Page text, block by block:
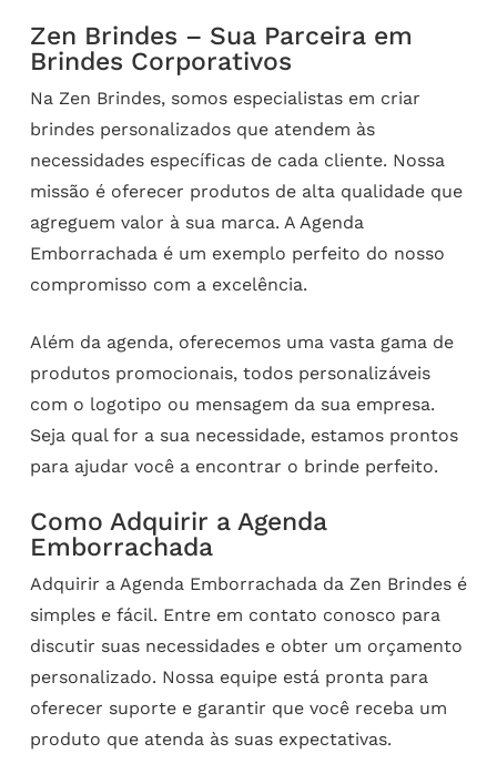
Zen Brindes – Sua Parceira em
Brindes Corporativos
Na Zen Brindes, somos especialistas em criar
brindes personalizados que atendem às
necessidades específicas de cada cliente. Nossa
missão é oferecer produtos de alta qualidade que
agreguem valor à sua marca. A Agenda
Emborrachada é um exemplo perfeito do nosso
compromisso com a excelência.
Além da agenda, oferecemos uma vasta gama de
produtos promocionais, todos personalizáveis
com o logotipo ou mensagem da sua empresa.
Seja qual for a sua necessidade, estamos prontos
para ajudar você a encontrar o brinde perfeito.
Como Adquirir a Agenda
Emborrachada
Adquirir a Agenda Emborrachada da Zen Brindes é
simples e fácil. Entre em contato conosco para
discutir suas necessidades e obter um orçamento
personalizado. Nossa equipe está pronta para
oferecer suporte e garantir que você receba um
produto que atenda às suas expectativas.